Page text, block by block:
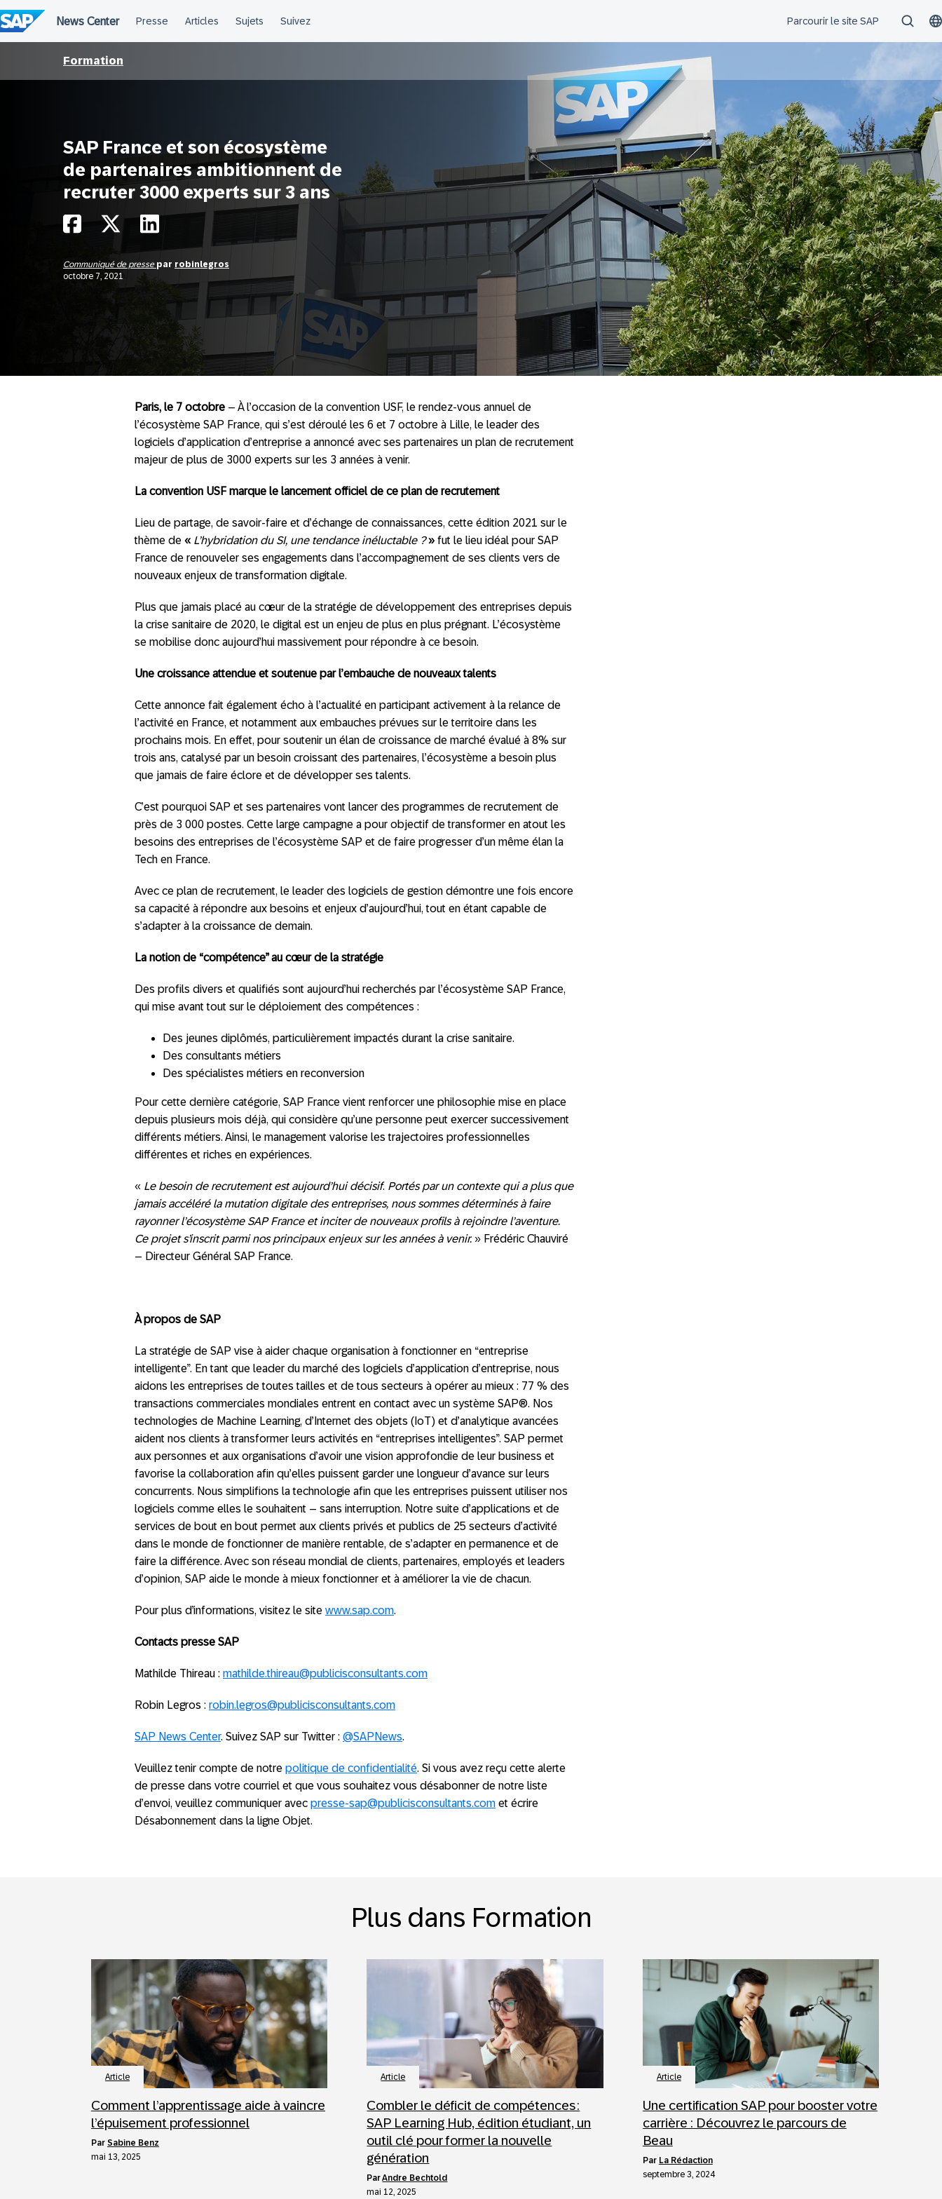
au
contenu
Formation
SAP France et son écosystème
de partenaires ambitionnent de
recruter 3000 experts sur 3 ans
Communiqué de presse par robinlegros
octobre 7, 2021
Paris, le 7 octobre – À l’occasion de la convention USF, le rendez-vous annuel de
l’écosystème SAP France, qui s’est déroulé les 6 et 7 octobre à Lille, le leader des
logiciels d’application d’entreprise a annoncé avec ses partenaires un plan de recrutement
majeur de plus de 3000 experts sur les 3 années à venir.
La convention USF marque le lancement officiel de ce plan de recrutement
Lieu de partage, de savoir-faire et d’échange de connaissances, cette édition 2021 sur le
thème de « L’hybridation du SI, une tendance inéluctable ?» fut le lieu idéal pour SAP
France de renouveler ses engagements dans l’accompagnement de ses clients vers de
nouveaux enjeux de transformation digitale.
Plus que jamais placé au cœur de la stratégie de développement des entreprises depuis
la crise sanitaire de 2020, le digital est un enjeu de plus en plus prégnant. L’écosystème
se mobilise donc aujourd’hui massivement pour répondre à ce besoin.
Une croissance attendue et soutenue par l’embauche de nouveaux talents
Cette annonce fait également écho à l’actualité en participant activement à la relance de
l’activité en France, et notamment aux embauches prévues sur le territoire dans les
prochains mois. En effet, pour soutenir un élan de croissance de marché évalué à 8% sur
trois ans, catalysé par un besoin croissant des partenaires, l’écosystème a besoin plus
que jamais de faire éclore et de développer ses talents.
C’est pourquoi SAP et ses partenaires vont lancer des programmes de recrutement de
près de 3 000 postes. Cette large campagne a pour objectif de transformer en atout les
besoins des entreprises de l’écosystème SAP et de faire progresser d’un même élan la
Tech en France.
Avec ce plan de recrutement, le leader des logiciels de gestion démontre une fois encore
sa capacité à répondre aux besoins et enjeux d’aujourd’hui, tout en étant capable de
s’adapter à la croissance de demain.
La notion de “compétence” au cœur de la stratégie
Des profils divers et qualifiés sont aujourd’hui recherchés par l’écosystème SAP France,
qui mise avant tout sur le déploiement des compétences :
Des jeunes diplômés, particulièrement impactés durant la crise sanitaire.
Des consultants métiers
Des spécialistes métiers en reconversion
Pour cette dernière catégorie, SAP France vient renforcer une philosophie mise en place
depuis plusieurs mois déjà, qui considère qu’une personne peut exercer successivement
différents métiers. Ainsi, le management valorise les trajectoires professionnelles
différentes et riches en expériences.
« Le besoin de recrutement est aujourd’hui décisif. Portés par un contexte qui a plus que
jamais accéléré la mutation digitale des entreprises, nous sommes déterminés à faire
rayonner l’écosystème SAP France et inciter de nouveaux profils à rejoindre l’aventure.
Ce projet s’inscrit parmi nos principaux enjeux sur les années à venir.» Frédéric Chauviré
– Directeur Général SAP France.
À propos de SAP
La stratégie de SAP vise à aider chaque organisation à fonctionner en “entreprise
intelligente”. En tant que leader du marché des logiciels d’application d’entreprise, nous
aidons les entreprises de toutes tailles et de tous secteurs à opérer au mieux : 77 % des
transactions commerciales mondiales entrent en contact avec un système SAP®. Nos
technologies de Machine Learning, d’Internet des objets (IoT) et d’analytique avancées
aident nos clients à transformer leurs activités en “entreprises intelligentes”. SAP permet
aux personnes et aux organisations d’avoir une vision approfondie de leur business et
favorise la collaboration afin qu’elles puissent garder une longueur d’avance sur leurs
concurrents. Nous simplifions la technologie afin que les entreprises puissent utiliser nos
logiciels comme elles le souhaitent – sans interruption. Notre suite d’applications et de
services de bout en bout permet aux clients privés et publics de 25 secteurs d’activité
dans le monde de fonctionner de manière rentable, de s’adapter en permanence et de
faire la différence. Avec son réseau mondial de clients, partenaires, employés et leaders
d’opinion, SAP aide le monde à mieux fonctionner et à améliorer la vie de chacun.
Pour plus d’informations, visitez le site www.sap.com.
Contacts presse SAP
Mathilde Thireau : mathilde.thireau@publicisconsultants.com
Robin Legros : robin.legros@publicisconsultants.com
SAP News Center. Suivez SAP sur Twitter : @SAPNews.
Veuillez tenir compte de notre politique de confidentialité. Si vous avez reçu cette alerte
de presse dans votre courriel et que vous souhaitez vous désabonner de notre liste
d’envoi, veuillez communiquer avec presse-sap@publicisconsultants.com et écrire
Désabonnement dans la ligne Objet.
Plus dans Formation
Article
Comment l’apprentissage aide à vaincre
l’épuisement professionnel
par Sabine Benz
mai 13, 2025
Article
Combler le déficit de compétences :
SAP Learning Hub, édition étudiant, un
outil clé pour former la nouvelle
génération
parAndre Bechtold
mai 12, 2025
Article
Une certification SAP pour booster votre
carrière : Découvrez le parcours de
Beau
par La Rédaction
septembre 3, 2024